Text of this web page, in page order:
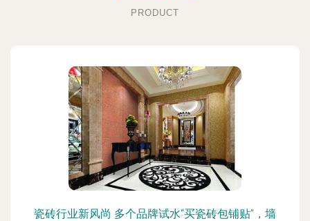
PRODUCT
瓷砖行业新风尚 多个品牌试水“买瓷砖包铺贴”，墙